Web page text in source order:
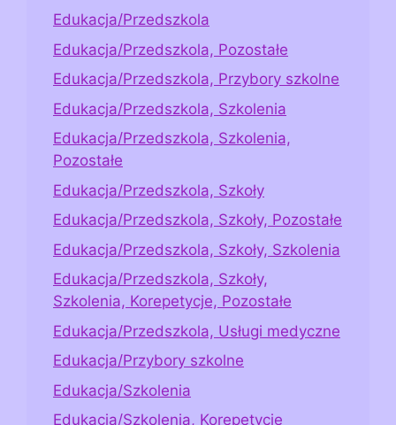
Edukacja/Przedszkola
Edukacja/Przedszkola, Pozostałe
Edukacja/Przedszkola, Przybory szkolne
Edukacja/Przedszkola, Szkolenia
Edukacja/Przedszkola, Szkolenia,
Pozostałe
Edukacja/Przedszkola, Szkoły
Edukacja/Przedszkola, Szkoły, Pozostałe
Edukacja/Przedszkola, Szkoły, Szkolenia
Edukacja/Przedszkola, Szkoły,
Szkolenia, Korepetycje, Pozostałe
Edukacja/Przedszkola, Usługi medyczne
Edukacja/Przybory szkolne
Edukacja/Szkolenia
Edukacja/Szkolenia, Korepetycje